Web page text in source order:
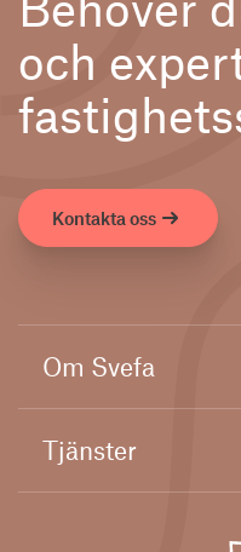
och
Kontakta oss
Om Svefa
Tjänster